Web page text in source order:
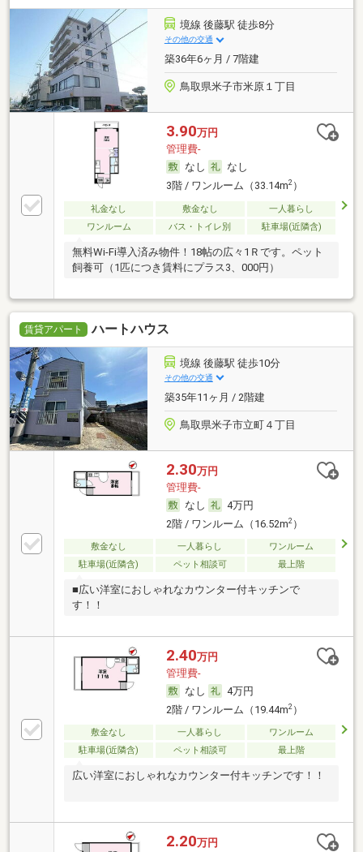
境線 後藤駅 徒歩8分
その他の交通
築36年6ヶ月 / 7階建
鳥取県米子市米原１丁目
3.90万円
管理費-
なし
なし
3階 / ワンルーム（33.14m2）
礼金なし 敷金なし
一人暮らし
ワンルーム
バス・トイレ別 駐車場(近隣含)
無料Wi-Fi導入済み物件！18帖の広々1Ｒです。ペット
飼養可（1匹につき賃料にプラス3、000円）
賃貸アパート ハートハウス
境線 後藤駅 徒歩10分
その他の交通
築35年11ヶ月 / 2階建
鳥取県米子市立町４丁目
2.30万円
管理費-
なし
4万円
2階 / ワンルーム（16.52m2）
敷金なし 一人暮らし
ワンルーム
駐車場(近隣含)
ペット相談可 最上階
■広い洋室におしゃれなカウンター付キッチンで
す！！
2.40万円
管理費-
なし
4万円
2階 / ワンルーム（19.44m2）
敷金なし 一人暮らし
ワンルーム
駐車場(近隣含)
ペット相談可 最上階
広い洋室におしゃれなカウンター付キッチンです！！
2.20万円